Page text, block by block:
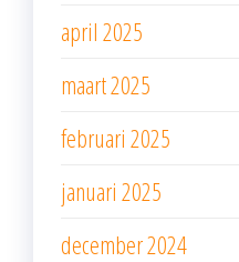
april 2025
maart 2025
februari 2025
januari 2025
december 2024